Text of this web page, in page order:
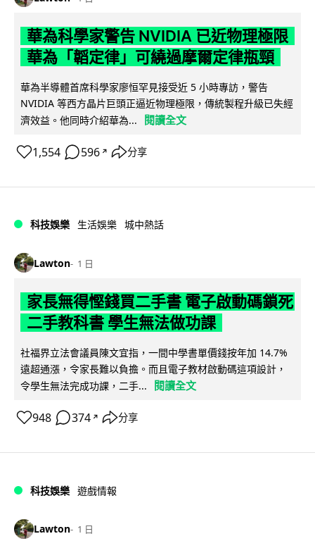
華為科學家警告 NVIDIA 已近物理極限
華為「韜定律」可繞過摩爾定律瓶頸
華為半導體首席科學家廖恒罕見接受近 5 小時專訪，警告
NVIDIA 等西方晶片巨頭正逼近物理極限，傳統製程升級已失經
濟效益。他同時介紹華為...
閱讀全文
1,554 596 ↗ 分享
科技娛樂 生活娛樂 城中熱話
Lawton 1 日
家長無得慳錢買二手書 電子啟動碼鎖死
二手教科書 學生無法做功課
社福界立法會議員陳文宜指，一間中學書單價錢按年加 14.7%
遠超通漲，令家長難以負擔。而且電子教材啟動碼這項設計，
令學生無法完成功課，二手...
閱讀全文
948 374 ↗ 分享
科技娛樂 遊戲情報
Lawton 1 日